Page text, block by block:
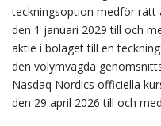
teckningsoption medför rätt
den 1 januari 2029 till och
aktie i bolaget till en
den volymvägda
Nasdaq Nordics officiella
den 29 april 2026 till och